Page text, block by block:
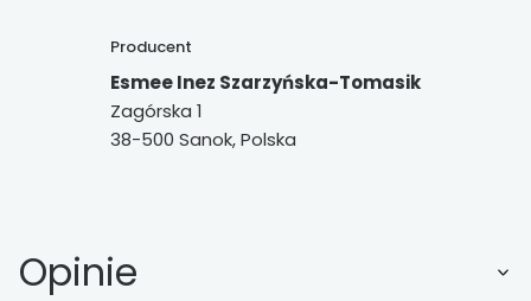
Producent
Esmee Inez Szarzyńska-Tomasik
Zagórska 1
38-500 Sanok, Polska
Opinie